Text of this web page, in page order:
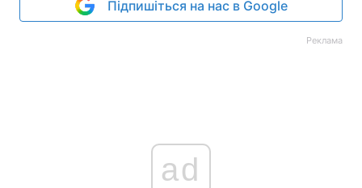
Підпишіться на нас в Google
Реклама
ad